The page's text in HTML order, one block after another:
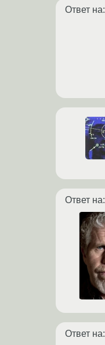
Ответ на:
Ответ на:
Ответ на: